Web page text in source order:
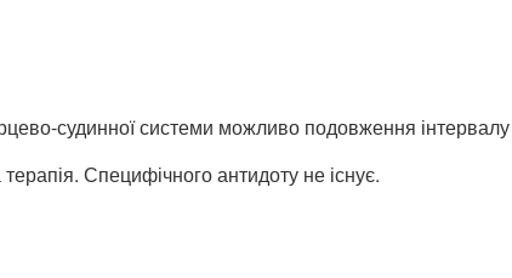
судинної системи можливо подовження
Специфічного антидоту не існує.